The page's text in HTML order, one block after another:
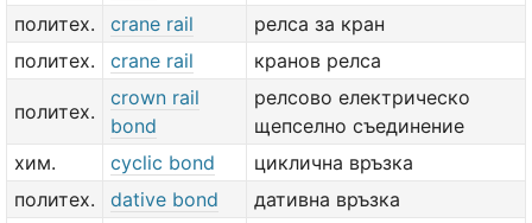
политех. crane rail
релса за кран
политех.
crane rail кранов релса
политех.
crown rail
bond
релсово електрическо
щепселно съединение
хим.
cyclic bond
циклична връзка
политех.
dative bond дативна връзка